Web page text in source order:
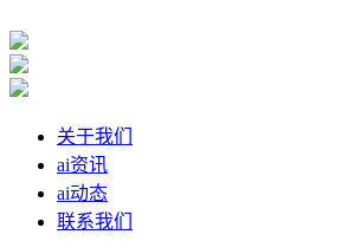
关于我们
ai资讯
ai动态
联系我们